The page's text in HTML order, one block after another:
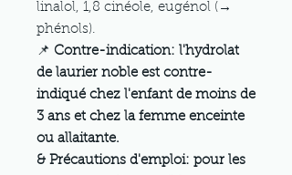
linalol, 1,8 cinéole, eugénol (→
phénols).
📌 Contre-indication: l'hydrolat
de laurier noble est contre-
indiqué chez l'enfant de moins de
3 ans et chez la femme enceinte
ou allaitante.
& Précautions d'emploi: pour les